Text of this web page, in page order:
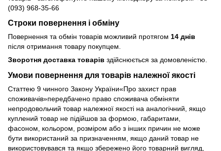
(093) 968-35-66
Строки повернення і обміну
Повернення та обмін товарів можливий протягом 14 днів
після отримання товару покупцем.
Зворотня доставка товарів здійснюється за домовленістю.
Умови повернення для товарів належної якості
Статтею 9 чинного Закону України«Про захист прав
споживачів»передбачено право споживача обміняти
непродовольчий товар належної якості на аналогічний, якщо
куплений товар не підійшов за формою, габаритами,
фасоном, кольором, розміром або з інших причин не може
бути використаний за призначенням, якщо даний товар не
використовувався та якщо збережено його товарний вигляд,